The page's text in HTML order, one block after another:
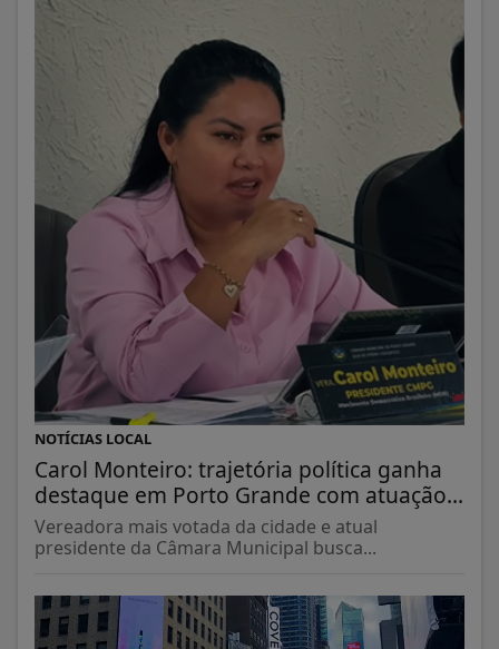
NOTÍCIAS LOCAL
Carol Monteiro: trajetória política ganha
destaque em Porto Grande com atuação...
Vereadora mais votada da cidade e atual
presidente da Câmara Municipal busca...